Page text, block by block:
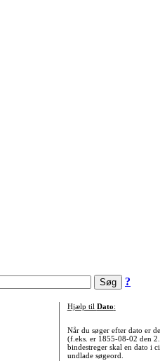
?
Hjælp til Dato:
Når du søger efter dato er
(f.eks. er 1855-08-02 den
bindestreger skal en dato i
undlade søgeord.